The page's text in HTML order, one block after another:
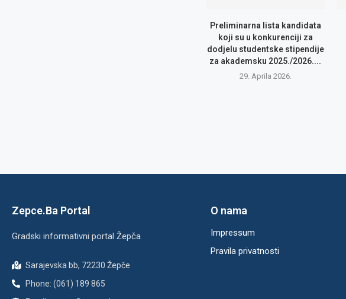
Preliminarna lista kandidata
koji su u konkurenciji za
dodjelu studentske stipendije
za akademsku 2025./2026....
29. Aprila 2026.
Zepce.Ba Portal
Gradski informativni portal Žepča
Sarajevska bb, 72230 Žepče
Phone: (061) 189 865
O nama
Impressum
Pravila privatnosti